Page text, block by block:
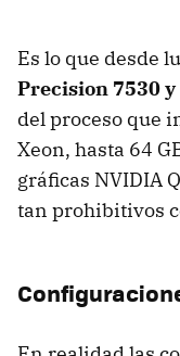
Es lo que desde
Precision 7530 y
del proceso que
Xeon, hasta 64
gráficas NVIDIA
tan prohibitivos